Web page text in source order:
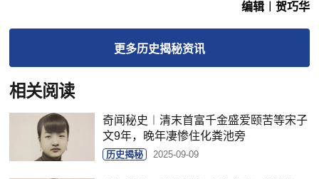
编辑︱贺巧华
更多历史揭秘资讯
相关阅读
奇闻秘史︱清末首富千金盛爱颐苦等宋子
文9年，晚年凄惨住化粪池旁
历史揭秘 2025-09-09